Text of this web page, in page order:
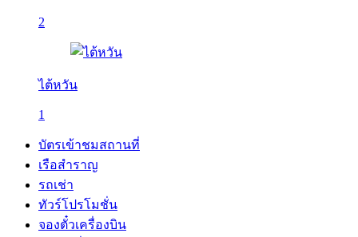
2
ไต้หวัน
1
บัตรเข้าชมสถานที่
เรือสำราญ
รถเช่า
ทัวร์โปรโมชั่น
จองตั๋วเครื่องบิน